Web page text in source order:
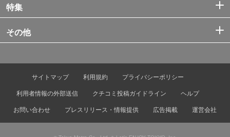
特集
その他
サイトマップ 利用規約
プライバシーポリシー
利用者情報の外部送信
クチコミ投稿ガイドライン
ヘルプ
お問い合わせ
プレスリリース・情報提供 広告掲載 運営会社